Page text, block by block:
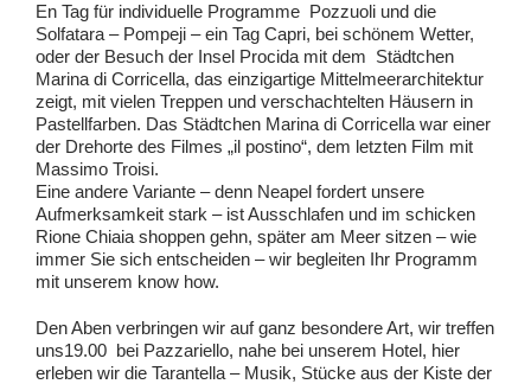
En Tag für individuelle Programme Pozzuoli und die
Solfatara – Pompeji – ein Tag Capri, bei schönem Wetter,
oder der Besuch der Insel Procida mit dem Städtchen
Marina di Corricella, das einzigartige Mittelmeerarchitektur
zeigt, mit vielen Treppen und verschachtelten Häusern in
Pastellfarben. Das Städtchen Marina di Corricella war einer
der Drehorte des Filmes „il postino“, dem letzten Film mit
Massimo Troisi.
Eine andere Variante – denn Neapel fordert unsere
Aufmerksamkeit stark – ist Ausschlafen und im schicken
Rione Chiaia shoppen gehn, später am Meer sitzen – wie
immer Sie sich entscheiden – wir begleiten Ihr Programm
mit unserem know how.
Den Aben verbringen wir auf ganz besondere Art, wir treffen
uns19.00 bei Pazzariello, nahe bei unserem Hotel, hier
erleben wir die Tarantella – Musik, Stücke aus der Kiste der